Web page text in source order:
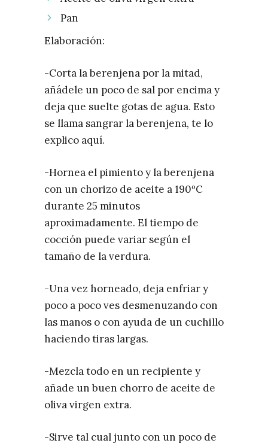
Pan
Elaboración:
-Corta la berenjena por la mitad,
añádele un poco de sal por encima y
deja que suelte gotas de agua. Esto
se llama sangrar la berenjena, te lo
explico aquí.
-Hornea el pimiento y la berenjena
con un chorizo de aceite a 190ºC
durante 25 minutos
aproximadamente. El tiempo de
cocción puede variar según el
tamaño de la verdura.
-Una vez horneado, deja enfriar y
poco a poco ves desmenuzando con
las manos o con ayuda de un cuchillo
haciendo tiras largas.
-Mezcla todo en un recipiente y
añade un buen chorro de aceite de
oliva virgen extra.
-Sirve tal cual junto con un poco de